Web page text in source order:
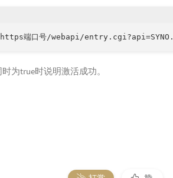
为true时说明激活成功。